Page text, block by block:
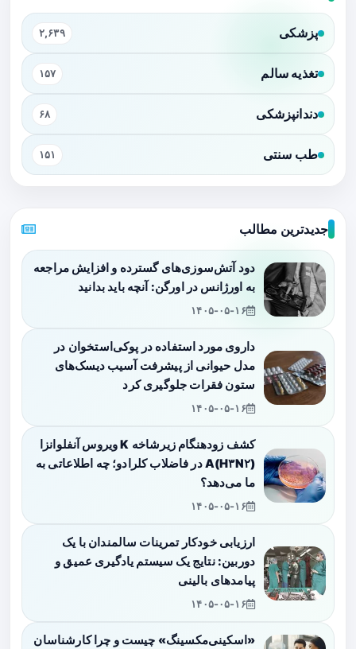
پزشکی ۲,۶۳۹
تغذیه سالم ۱۵۷
دندانپزشکی ۶۸
طب سنتی ۱۵۱
جدیدترین مطالب
دود آتش‌سوزی‌های گسترده و افزایش مراجعه
به اورژانس در اورگن: آنچه باید بدانید
۱۴۰۵-۰۵-۱۶
داروی مورد استفاده در پوکی‌استخوان در
مدل حیوانی از پیشرفت آسیب دیسک‌های
ستون فقرات جلوگیری کرد
۱۴۰۵-۰۵-۱۶
کشف زودهنگام زیرشاخه K ویروس آنفلوانزا
A(H۳N۲) در فاضلاب کلرادو؛ چه اطلاعاتی به
ما می‌دهد؟
۱۴۰۵-۰۵-۱۶
ارزیابی خودکار تمرینات سالمندان با یک
دوربین: نتایج یک سیستم یادگیری عمیق و
پیامدهای بالینی
۱۴۰۵-۰۵-۱۶
«اسکینی‌مکسینگ» چیست و چرا کارشناسان